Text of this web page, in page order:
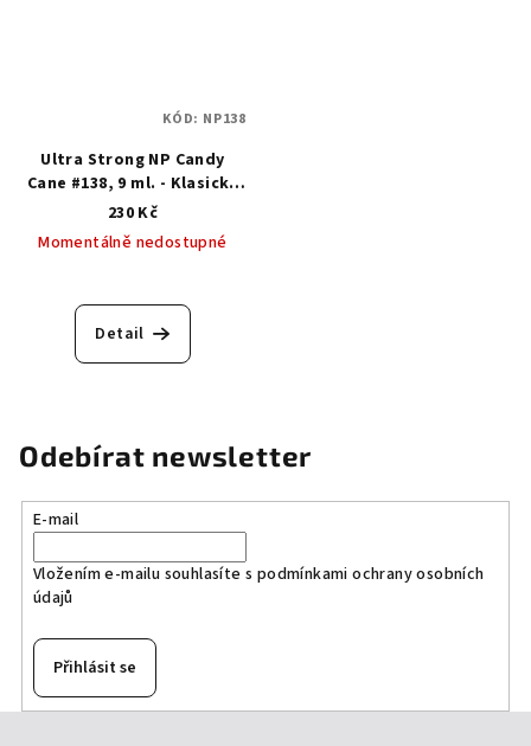
Ultra Strong NP Candy
Сane #138, 9 ml. - Klasický
lak s gelovým efektem
230 Kč
Momentálně nedostupné
Detail
KÓD: NP138
Odebírat newsletter
E-mail
Vložením e-mailu souhlasíte s podmínkami ochrany osobních
údajů
Přihlásit se